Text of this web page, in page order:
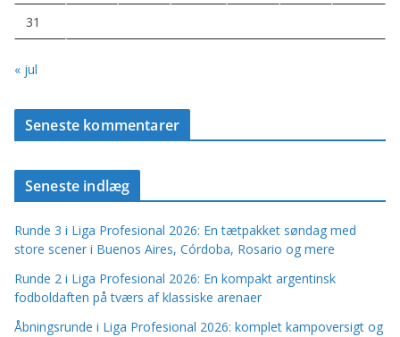
31
« jul
Seneste kommentarer
Seneste indlæg
Runde 3 i Liga Profesional 2026: En tætpakket søndag med
store scener i Buenos Aires, Córdoba, Rosario og mere
Runde 2 i Liga Profesional 2026: En kompakt argentinsk
fodboldaften på tværs af klassiske arenaer
Åbningsrunde i Liga Profesional 2026: komplet kampoversigt og